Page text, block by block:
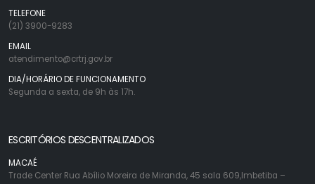
TELEFONE
(21) 3900-9283
EMAIL
atendimento@crtrj.gov.br
DIA/HORÁRIO DE FUNCIONAMENTO
Segunda a sexta, de 9h às 17h.
ESCRITÓRIOS DESCENTRALIZADOS
MACAÉ
Trade Center Rua Abílio Moreira de Miranda, 45 sala 609,Imbetiba –